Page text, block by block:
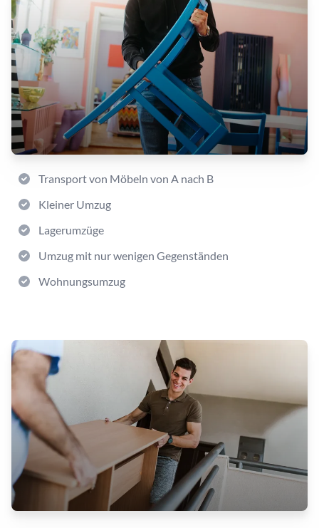
Transport von Möbeln von A nach B
Kleiner Umzug
Lagerumzüge
Umzug mit nur wenigen Gegenständen
Wohnungsumzug